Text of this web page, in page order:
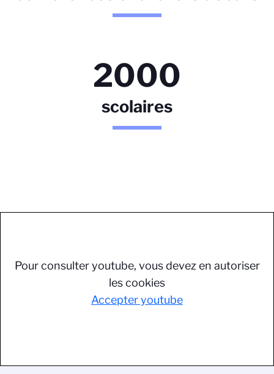
2000
scolaires
Pour consulter youtube, vous devez en autoriser
les cookies
Accepter youtube